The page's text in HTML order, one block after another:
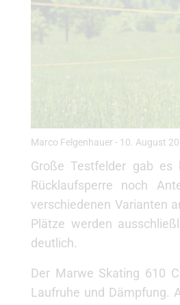
Marco Felgenhauer - 10. August
Große Testfelder gab es
Rücklaufsperre noch
verschiedenen Varianten
Plätze werden
deutlich.
Der Marwe Skating 610
Laufruhe und Dämpfung.